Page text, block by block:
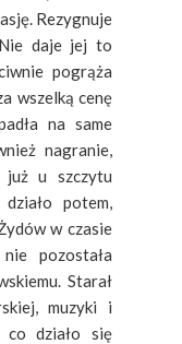
Rezygnuje
daje jej to
pogrąża
wszelką cenę
na same
nagranie,
u szczytu
potem,
w czasie
pozostała
Starał
muzyki i
co działo się